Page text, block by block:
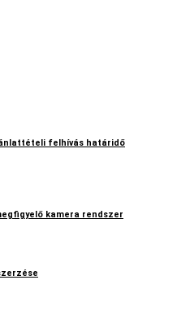
felhívás határidő
kamera rendszer